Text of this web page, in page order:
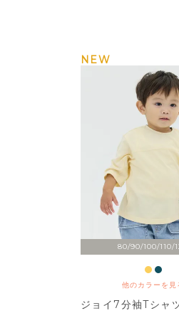
80/90/100/110/
他のカラーを見
NEW
ジョイ7分袖Tシャ